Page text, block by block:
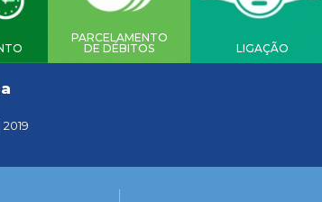
PARCELAMENTO
DE DÉBITOS
LIGAÇÃO